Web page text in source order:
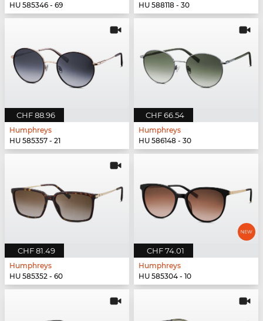
HU 585346 - 69
HU 588118 - 30
CHF 88.96
Humphreys
HU 585357 - 21
CHF 66.54
Humphreys
HU 586148 - 30
CHF 81.49
Humphreys
HU 585352 - 60
CHF 74.01
Humphreys
HU 585304 - 10